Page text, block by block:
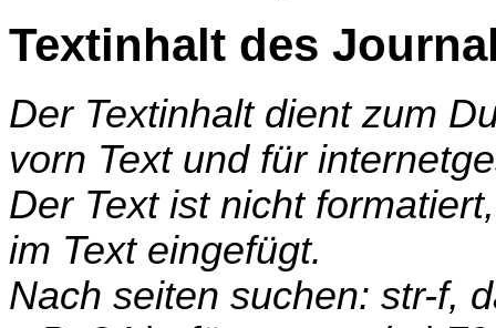
Textinhalt des
Der Textinhalt dient zum
vorn Text und für
Der Text ist nicht
im Text eingefügt.
Nach seiten suchen: str-f,